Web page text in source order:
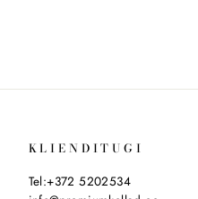
KLIENDITUGI
Tel:+372 5202534